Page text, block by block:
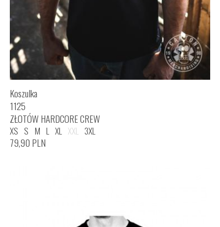
Koszulka
1125
ZŁOTÓW HARDCORE CREW
XS S M L XL XXL 3XL
79,90 PLN